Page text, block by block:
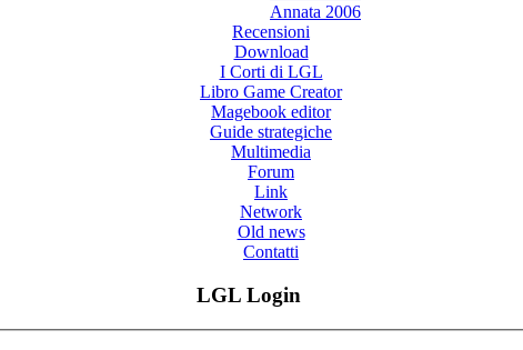
Annata 2006
Recensioni
Download
I Corti di LGL
Libro Game Creator
Magebook editor
Guide strategiche
Multimedia
Forum
Link
Network
Old news
Contatti
LGL Login